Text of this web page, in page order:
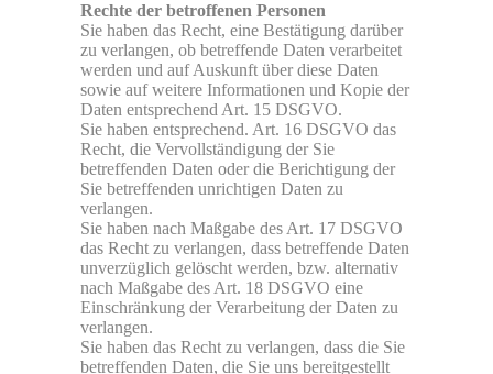
Rechte der betroffenen Personen
Sie haben das Recht, eine Bestätigung darüber
zu verlangen, ob betreffende Daten verarbeitet
werden und auf Auskunft über diese Daten
sowie auf weitere Informationen und Kopie der
Daten entsprechend Art. 15 DSGVO.
Sie haben entsprechend. Art. 16 DSGVO das
Recht, die Vervollständigung der Sie
betreffenden Daten oder die Berichtigung der
Sie betreffenden unrichtigen Daten zu
verlangen.
Sie haben nach Maßgabe des Art. 17 DSGVO
das Recht zu verlangen, dass betreffende Daten
unverzüglich gelöscht werden, bzw. alternativ
nach Maßgabe des Art. 18 DSGVO eine
Einschränkung der Verarbeitung der Daten zu
verlangen.
Sie haben das Recht zu verlangen, dass die Sie
betreffenden Daten, die Sie uns bereitgestellt